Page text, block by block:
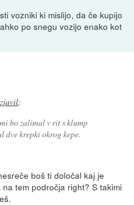
vozniki ki mislijo, da če kupijo
po snegu vozijo enako kot
:
bo zalimal v rit s klump
dve krepki okrog kepe.
boš ti določal kaj je
tem področja right? S takimi